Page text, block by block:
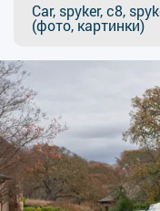
Car, spyker, c8,
(фото, картинки)